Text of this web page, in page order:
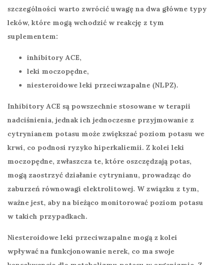
szczególności warto zwrócić uwagę na dwa główne typy
leków, które mogą wchodzić w reakcję z tym
suplementem:
inhibitory ACE,
leki moczopędne,
niesteroidowe leki przeciwzapalne (NLPZ).
Inhibitory ACE są powszechnie stosowane w terapii
nadciśnienia, jednak ich jednoczesne przyjmowanie z
cytrynianem potasu może zwiększać poziom potasu we
krwi, co podnosi ryzyko hiperkaliemii. Z kolei leki
moczopędne, zwłaszcza te, które oszczędzają potas,
mogą zaostrzyć działanie cytrynianu, prowadząc do
zaburzeń równowagi elektrolitowej. W związku z tym,
ważne jest, aby na bieżąco monitorować poziom potasu
w takich przypadkach.
Niesteroidowe leki przeciwzapalne mogą z kolei
wpływać na funkcjonowanie nerek, co ma swoje